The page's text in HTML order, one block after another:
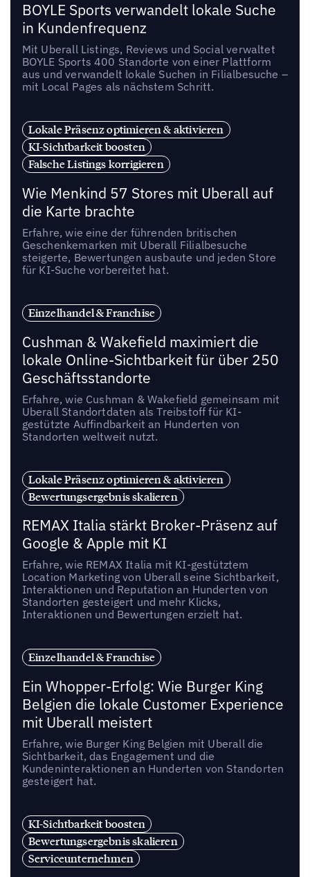
BOYLE Sports verwandelt lokale Suche
in Kundenfrequenz
Mit Uberall Listings, Reviews und Social verwaltet
BOYLE Sports 400 Standorte von einer Plattform
aus und verwandelt lokale Suchen in Filialbesuche –
mit Local Pages als nächstem Schritt.
Lokale Präsenz optimieren & aktivieren
KI-Sichtbarkeit boosten
Falsche Listings korrigieren
Wie Menkind 57 Stores mit Uberall auf
die Karte brachte
Erfahre, wie eine der führenden britischen
Geschenkemarken mit Uberall Filialbesuche
steigerte, Bewertungen ausbaute und jeden Store
für KI-Suche vorbereitet hat.
Einzelhandel & Franchise
Cushman & Wakefield maximiert die
lokale Online-Sichtbarkeit für über 250
Geschäftsstandorte
Erfahre, wie Cushman & Wakefield gemeinsam mit
Uberall Standortdaten als Treibstoff für KI-
gestützte Auffindbarkeit an Hunderten von
Standorten weltweit nutzt.
Lokale Präsenz optimieren & aktivieren
Bewertungsergebnis skalieren
REMAX Italia stärkt Broker-Präsenz auf
Google & Apple mit KI
Erfahre, wie REMAX Italia mit KI-gestütztem
Location Marketing von Uberall seine Sichtbarkeit,
Interaktionen und Reputation an Hunderten von
Standorten gesteigert und mehr Klicks,
Interaktionen und Bewertungen erzielt hat.
Einzelhandel & Franchise
Ein Whopper-Erfolg: Wie Burger King
Belgien die lokale Customer Experience
mit Uberall meistert
Erfahre, wie Burger King Belgien mit Uberall die
Sichtbarkeit, das Engagement und die
Kundeninteraktionen an Hunderten von Standorten
gesteigert hat.
KI-Sichtbarkeit boosten
Bewertungsergebnis skalieren
Serviceunternehmen